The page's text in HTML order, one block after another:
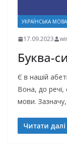
УКРАЇНСЬКА МОВА
17.09.2023
Буква-
Є в нашій
Вона, до речі,
мови. Зазначу,
Читати далі